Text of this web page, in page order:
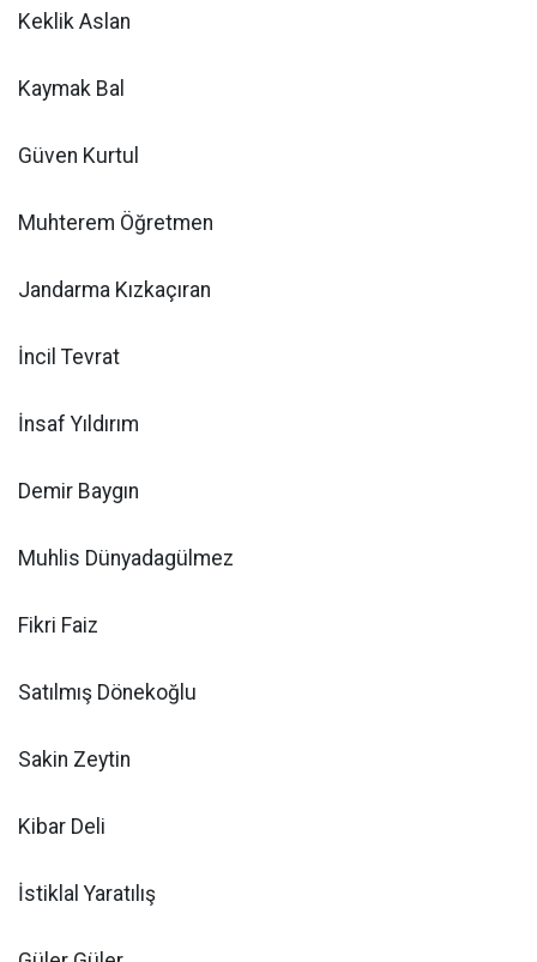
Keklik Aslan
Kaymak Bal
Güven Kurtul
Muhterem Öğretmen
Jandarma Kızkaçıran
İncil Tevrat
İnsaf Yıldırım
Demir Baygın
Muhlis Dünyadagülmez
Fikri Faiz
Satılmış Dönekoğlu
Sakin Zeytin
Kibar Deli
İstiklal Yaratılış